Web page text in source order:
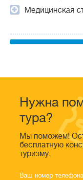
Медицинская
Нужна
тура?
Мы поможем!
бесплатную
туризму.
Ваш номер телефона